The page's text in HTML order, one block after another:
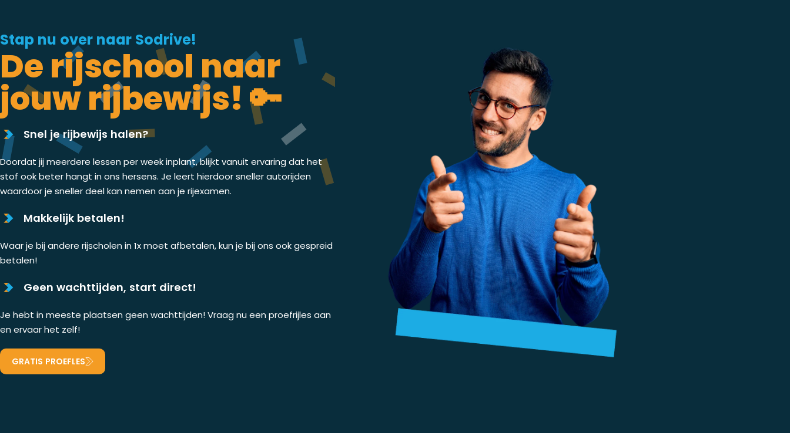
Stap nu over naar Sodrive!
De rijschool naar
jouw rijbewijs! 🔑
Snel je rijbewijs halen?
Doordat jij meerdere lessen per week inplant, blijkt vanuit ervaring dat het
stof ook beter hangt in ons hersens. Je leert hierdoor sneller autorijden
waardoor je sneller deel kan nemen aan je rijexamen.
Makkelijk betalen!
Waar je bij andere rijscholen in 1x moet afbetalen, kun je bij ons ook gespreid
betalen!
Geen wachttijden, start direct!
Je hebt in meeste plaatsen geen wachttijden! Vraag nu een proefrijles aan
en ervaar het zelf!
GRATIS PROEFLES